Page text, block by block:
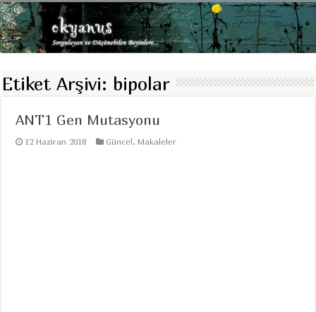
Etiket Arşivi: bipolar
ANT1 Gen Mutasyonu
12 Haziran 2018 Güncel,Makaleler